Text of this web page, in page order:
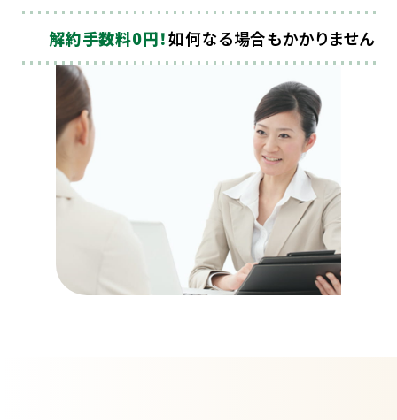
解約手数料0円！如何なる場合もかかりません